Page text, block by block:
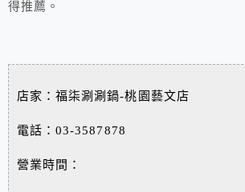
得推薦。
店家：福柒涮涮鍋-桃園藝文店
電話：03-3587878
營業時間：